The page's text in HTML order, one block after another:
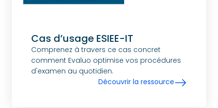
Cas d’usage ESIEE-IT
Comprenez à travers ce cas concret
comment Evaluo optimise vos procédures
d'examen au quotidien.
Découvrir la ressource